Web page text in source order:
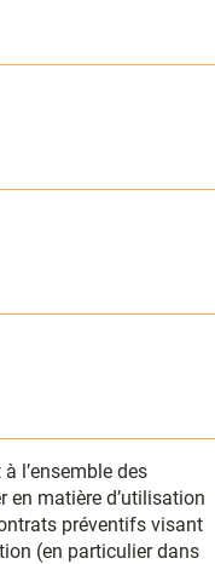
l’ensemble des
en matière d’utilisation
préventifs visant
(en particulier dans